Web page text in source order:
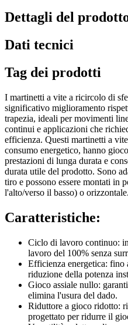
Dettagli del
Dati tecnici
Tag dei prodotti
I martinetti a vite a ricircolo di
significativo miglioramento
trapezia, ideali per movimenti
continui e applicazioni che
efficienza. Questi martinetti a
consumo energetico, hanno
prestazioni di lunga durata e
durata utile del prodotto. Sono
tiro e possono essere montati in
l'alto/verso il basso) o orizzontale.
Caratteristiche:
Ciclo di lavoro continuo:
lavoro del 100% senza
Efficienza energetica: fino
riduzione della potenza
Gioco assiale nullo:
elimina l'usura del dado.
Riduttore a gioco ridotto:
progettato per ridurre il